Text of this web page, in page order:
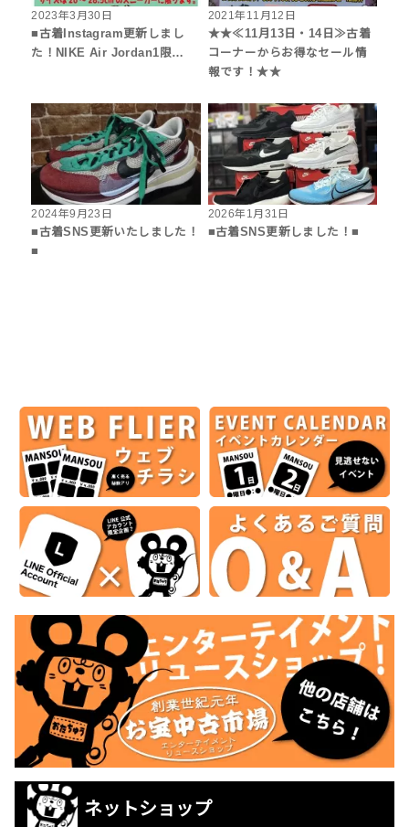
2023年3月30日
■古着Instagram更新しまし
た！NIKE Air Jordan1限…
2021年11月12日
★★≪11月13日・14日≫古着
コーナーからお得なセール情
報です！★★
2024年9月23日
■古着SNS更新いたしました！
■
2026年1月31日
■古着SNS更新しました！■
ネットショップ